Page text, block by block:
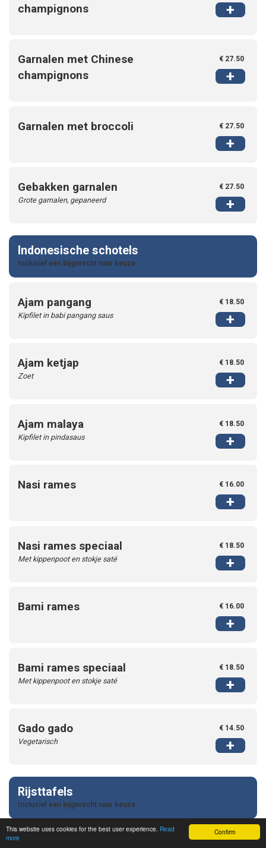
Confirm
This website uses cookies for the best user experience. Read
more
champignons
+
Garnalen met Chinese
champignons
€ 27.50
+
Garnalen met broccoli € 27.50
+
Gebakken garnalen
Grote garnalen, gepaneerd
€ 27.50
+
Indonesische schotels
Inclusief een bijgerecht naar keuze
Ajam pangang
Kipfilet in babi pangang saus
€ 18.50
+
Ajam ketjap
Zoet
€ 18.50
+
Ajam malaya
Kipfilet in pindasaus
€ 18.50
+
Nasi rames € 16.00
+
Nasi rames speciaal
Met kippenpoot en stokje saté
€ 18.50
+
Bami rames € 16.00
+
Bami rames speciaal
Met kippenpoot en stokje saté
€ 18.50
+
Gado gado
Vegetarisch
€ 14.50
+
Rijsttafels
Inclusief een bijgerecht naar keuze
Indonesische rijsttafel